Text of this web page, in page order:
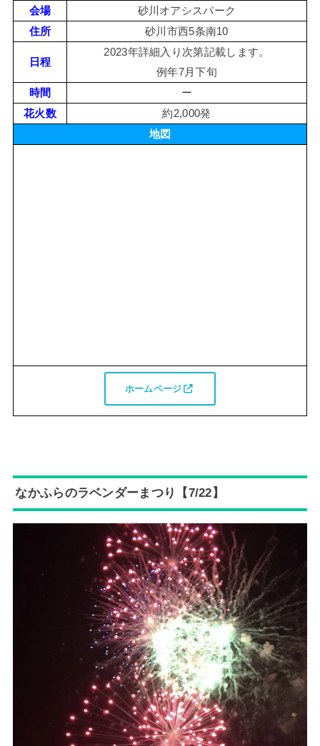
会場
砂川オアシスパーク
住所
砂川市西5条南10
日程
2023年詳細入り次第記載します。
例年7月下旬
時間
ー
花火数
約2,000発
地図
ホームページ
なかふらのラベンダーまつり【7/22】